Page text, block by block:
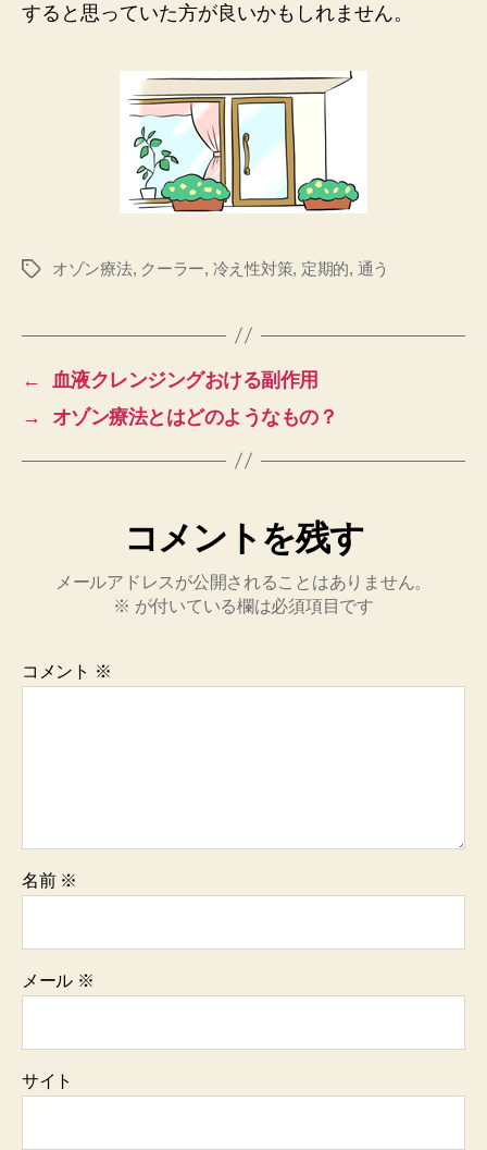
すると思っていた方が良いかもしれません。
タ
オゾン療法, クーラー, 冷え性対策, 定期的, 通う
←
血液クレンジングおける副作用
→
オゾン療法とはどのようなもの？
コメントを残す
メールアドレスが公開されることはありません。
※ が付いている欄は必須項目です
コメント ※
名前 ※
メール ※
サイト